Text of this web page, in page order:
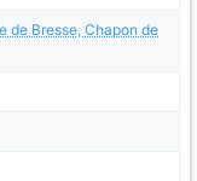
de Bresse, Chapon de